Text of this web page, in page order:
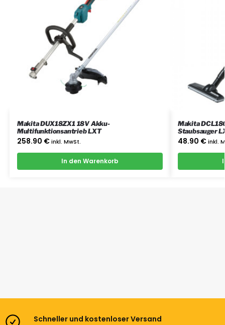
Makita DUX18ZX1 18V Akku-
Multifunktionsantrieb LXT
258.90 € inkl. MwSt.
In den Warenkorb
Makita
Staubsauger
48.90 € inkl.
Schneller und kostenloser Versand